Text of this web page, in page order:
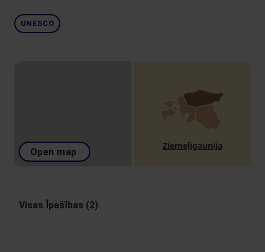
UNESCO
Open map
Ziemeļigaunija
Visas Īpašības (2)